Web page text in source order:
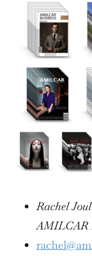
Rachel
AMILCAR